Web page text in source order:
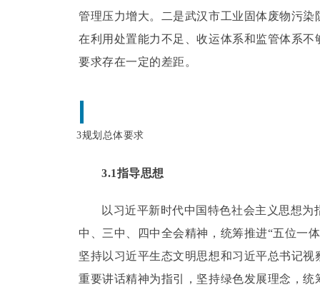
管理压力增大。
二是武汉市工业固体废物污
在利用处置能力不足、收运体系和监管体系
要求存在一定的差距。
3规划总体要求
3.1指导思想
以习近平新时代中国特色社会主义思想
中、三中、四中全会精神，统筹推进“五位一
坚持以习近平生态文明思想和习近平总书记
重要讲话精神为指引，坚持绿色发展理念，